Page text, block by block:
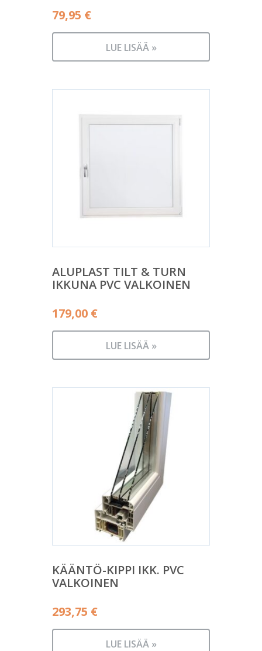
79,95 €
LUE LISÄÄ »
ALUPLAST TILT & TURN
IKKUNA PVC VALKOINEN
179,00 €
LUE LISÄÄ »
KÄÄNTÖ-KIPPI IKK. PVC
VALKOINEN
293,75 €
LUE LISÄÄ »